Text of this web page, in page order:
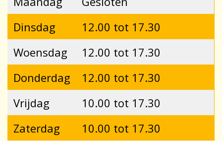
Dinsdag
12.00 tot 17.30
Woensdag
12.00 tot 17.30
Donderdag
12.00 tot 17.30
Vrijdag
10.00 tot 17.30
Zaterdag
10.00 tot 17.30